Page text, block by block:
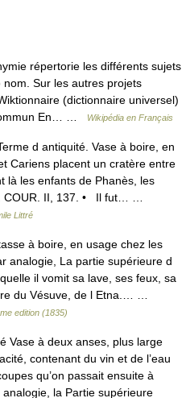
répertorie les différents sujets
Sur les autres projets
(dictionnaire universel)
En… …
Wikipédia en Français
d antiquité. Vase à boire, en
Cariens placent un cratère entre
là les enfants de Phanès, les
COUR. II, 137. • Il fut… …
Littré
à boire, en usage chez les
analogie, La partie supérieure d
il vomit sa lave, ses feux, sa
du Vésuve, de l Etna.… …
edition (1835)
Vase à deux anses, plus large
contenant du vin et de l’eau
qu’on passait ensuite à
la Partie supérieure